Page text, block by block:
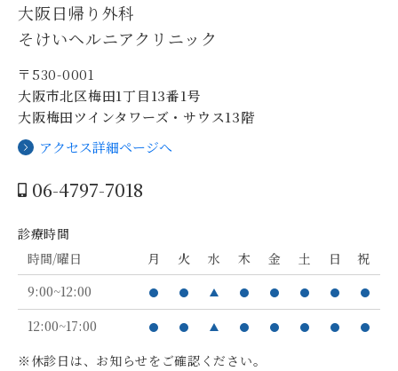
大阪日帰り外科
そけいヘルニアクリニック
〒530-0001
大阪市北区梅田1丁目13番1号
大阪梅田ツインタワーズ・サウス13階
アクセス詳細ページへ
06-4797-7018
診療時間
時間/曜日
月 火 水 木 金 土 日
祝
9:00~12:00
12:00~17:00
※休診日は、お知らせをご確認ください。